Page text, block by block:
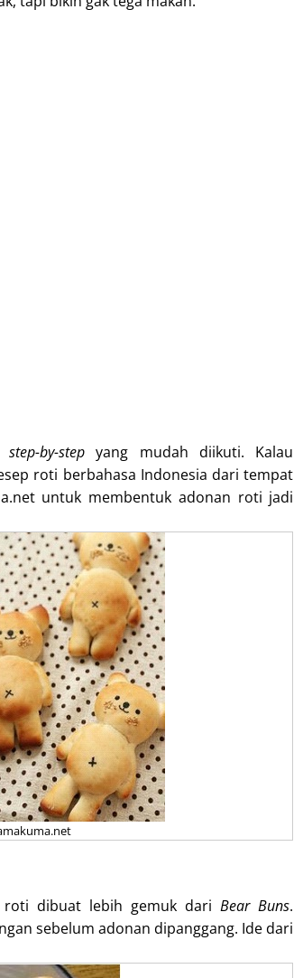
step-by-stepyang mudah diikuti. Kalau
roti berbahasa Indonesia dari tempat
untuk membentuk adonan roti jadi
roti dibuat lebih gemuk dariBear Buns.
sebelum adonan dipanggang. Ide dari